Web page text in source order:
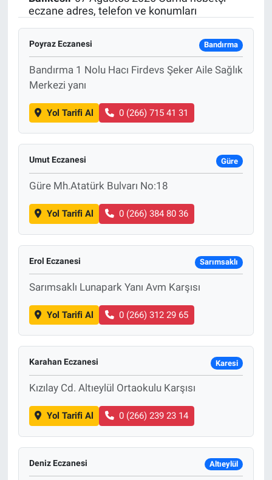
eczane adres, telefon ve konumları
Poyraz Eczanesi Bandırma
Bandırma 1 Nolu Hacı Firdevs Şeker Aile Sağlık
Merkezi yanı
Yol Tarifi Al 0 (266) 715 41 31
Umut Eczanesi Güre
Güre Mh.Atatürk Bulvarı No:18
Yol Tarifi Al 0 (266) 384 80 36
Erol Eczanesi Sarımsaklı
Sarımsaklı Lunapark Yanı Avm Karşısı
Yol Tarifi Al 0 (266) 312 29 65
Karahan Eczanesi Karesi
Kızılay Cd. Altıeylül Ortaokulu Karşısı
Yol Tarifi Al 0 (266) 239 23 14
Deniz Eczanesi Altıeylül
EĞİTİM
ÖZEL HABER
Keşfet
ASTROLOJİ
MANŞET
RESMİ İLANLAR
Yaşam
Gözden Kaçmasın
İletişim (Künye)